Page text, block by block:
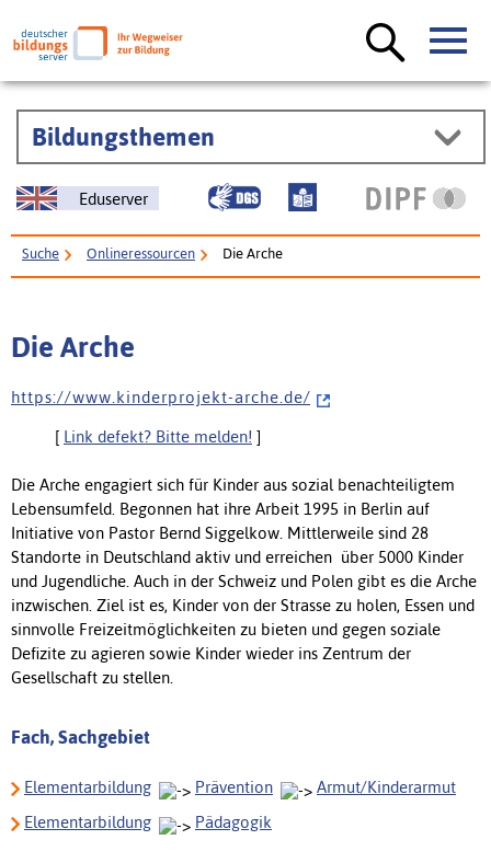
Bildungsthemen
Eduserver
Suche Onlineressourcen Die Arche
Die Arche
h t t p s : / / w w w . k i n d e r p r o j e k t - a r c h e . d e /
[ Link defekt? Bitte melden! ]
Die Arche engagiert sich für Kinder aus sozial benachteiligtem
Lebensumfeld. Begonnen hat ihre Arbeit 1995 in Berlin auf
Initiative von Pastor Bernd Siggelkow. Mittlerweile sind 28
Standorte in Deutschland aktiv und erreichen über 5000 Kinder
und Jugendliche. Auch in der Schweiz und Polen gibt es die Arche
inzwischen. Ziel ist es, Kinder von der Strasse zu holen, Essen und
sinnvolle Freizeitmöglichkeiten zu bieten und gegen soziale
Defizite zu agieren sowie Kinder wieder ins Zentrum der
Gesellschaft zu stellen.
Fach, Sachgebiet
Elementarbildung Prävention
Armut/Kinderarmut
Elementarbildung
Pädagogik